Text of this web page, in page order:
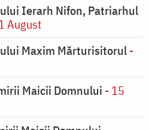
Ierarh Nifon, Patriarhul
August
Maxim Mărturisitorul-
Maicii Domnului - 15